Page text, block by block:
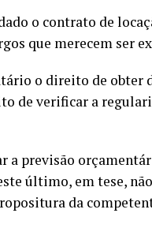
o contrato de
que merecem ser
o direito de obter
de verificar a
a previsão
último, em tese,
da